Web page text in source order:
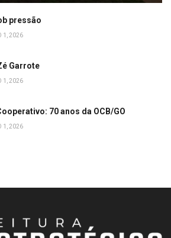
pressão
1, 2026
Garrote
1, 2026
70 anos da OCB/GO
1, 2026